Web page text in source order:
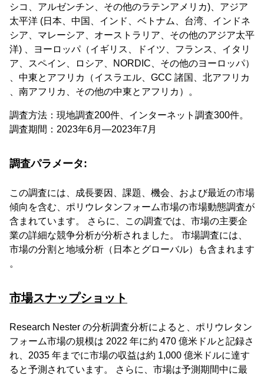
シコ、アルゼンチン、その他のラテンアメリカ)、アジア
太平洋 (日本、中国、インド、ベトナム、台湾、インドネ
シア、マレーシア、オーストラリア、その他のアジア太平
洋) 、ヨーロッパ（イギリス、ドイツ、フランス、イタリ
ア、スペイン、ロシア、NORDIC、その他のヨーロッパ）
、中東とアフリカ（イスラエル、GCC 諸国、北アフリカ
、南アフリカ、その他の中東とアフリカ）。
調査方法：現地調査200件、インターネット調査300件。
調査期間：2023年6月―2023年7月
調査パラメータ:
この調査には、成長要因、課題、機会、および最近の市場
傾向を含む、ポリウレタンフォーム市場の市場動態調査が
含まれています。 さらに、この調査では、市場の主要企
業の詳細な競争分析が分析されました。 市場調査には、
市場の分割と地域分析（日本とグローバル）も含まれます
。
市場スナップショット
Research Nester の分析調査分析によると、ポリウレタン
フォーム市場の規模は 2022 年に約 470 億米ドルと記録さ
れ、2035 年までに市場の収益は約 1,000 億米ドルに達す
ると予測されています。 さらに、市場は予測期間中に最